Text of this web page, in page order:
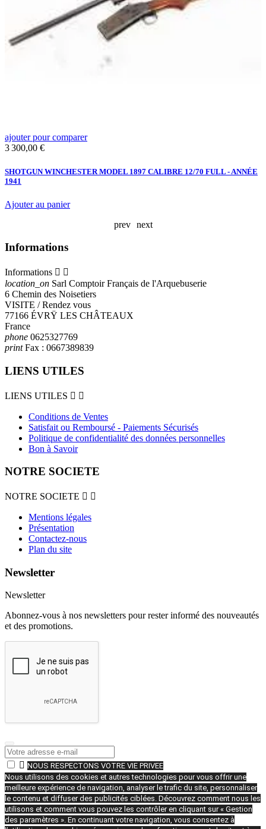
ajouter pour comparer
Prix
3 300,00 €
SHOTGUN WINCHESTER MODEL 1897 CALIBRE 12/70 FULL - ANNÉE
1941
Ajouter au panier
prev
next
Informations
Informations  
location_on Sarl Comptoir Français de l'Arquebuserie
6 Chemin des Noisetiers
VISITE / Rendez vous
77166 ÉVRŸ LES CHÂTEAUX
France
phone 0625327769
printFax : 0667389839
LIENS UTILES
LIENS UTILES  
Conditions de Ventes
Satisfait ou Remboursé - Paiements Sécurisés
Politique de confidentialité des données personnelles
Bon à Savoir
NOTRE SOCIETE
NOTRE SOCIETE  
Mentions légales
Présentation
Contactez-nous
Plan du site
Newsletter
Newsletter
Abonnez-vous à nos newsletters pour rester informé des nouveautés
et des promotions.
 NOUS RESPECTONS VOTRE VIE PRIVEE
Nous utilisons des cookies et autres technologies pour vous offrir une
meilleure expérience de navigation, analyser le trafic du site, personnaliser
le contenu et diffuser des publicités ciblées. Découvrez comment nous les
utilisons et comment vous pouvez les contrôler en cliquant sur « Gestion
des paramètres ». En continuant votre navigation, vous consentez à